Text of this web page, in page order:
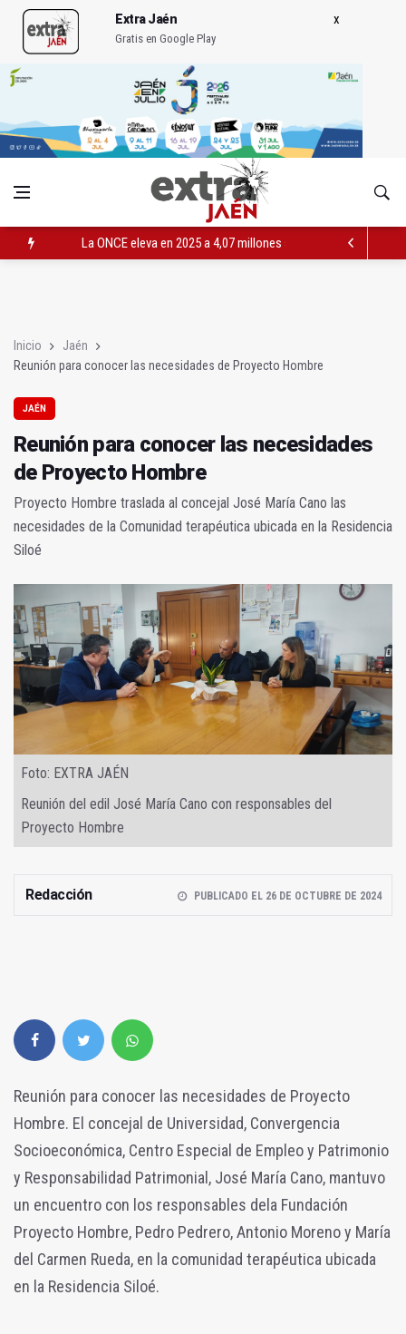
Extra Jaén
Gratis en Google Play
La ONCE eleva en 2025 a 4,07 millones su inversión social en
Inicio
Jaén
Reunión para conocer las necesidades de Proyecto Hombre
JAÉN
Reunión para conocer las necesidades
de Proyecto Hombre
Proyecto Hombre traslada al concejal José María Cano las
necesidades de la Comunidad terapéutica ubicada en la Residencia
Siloé
Foto: EXTRA JAÉN
Reunión del edil José María Cano con responsables del
Proyecto Hombre
Redacción PUBLICADO EL 26 DE OCTUBRE DE 2024
Reunión para conocer las necesidades de Proyecto
Hombre. El concejal de Universidad, Convergencia
Socioeconómica, Centro Especial de Empleo y Patrimonio
y Responsabilidad Patrimonial, José María Cano, mantuvo
un encuentro con los responsables dela Fundación
Proyecto Hombre, Pedro Pedrero, Antonio Moreno y María
del Carmen Rueda, en la comunidad terapéutica ubicada
en la Residencia Siloé.